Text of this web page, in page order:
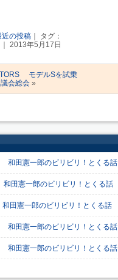
近の投稿 ｜ タグ：
2013年5月17日
モデルSを試乗
会総会 »
和田憲一郎のビリビリ！とくる話
田憲一郎のビリビリ！とくる話
田憲一郎のビリビリ！とくる話
和田憲一郎のビリビリ！とくる話
和田憲一郎のビリビリ！とくる話